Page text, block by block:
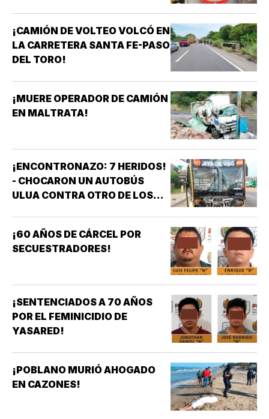
¡CAMIÓN DE VOLTEO VOLCÓ EN
LA CARRETERA SANTA FE-PASO
DEL TORO!
¡MUERE OPERADOR DE CAMIÓN
EN MALTRATA!
¡ENCONTRONAZO: 7 HERIDOS!
- CHOCARON UN AUTOBÚS
ULUA CONTRA OTRO DE LOS
¡60 AÑOS DE CÁRCEL POR
SECUESTRADORES!
¡SENTENCIADOS A 70 AÑOS
POR EL FEMINICIDIO DE
YASARED!
¡POBLANO MURIÓ AHOGADO
EN CAZONES!